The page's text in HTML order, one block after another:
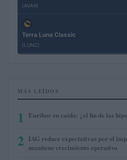
(AVAX)
Terra Luna Classic
(LUNC)
MÁS LEÍDOS
1 Euríbor en caída: ¿el fin de las
2 IAG reduce expectativas por el
mantiene crecimiento operativo